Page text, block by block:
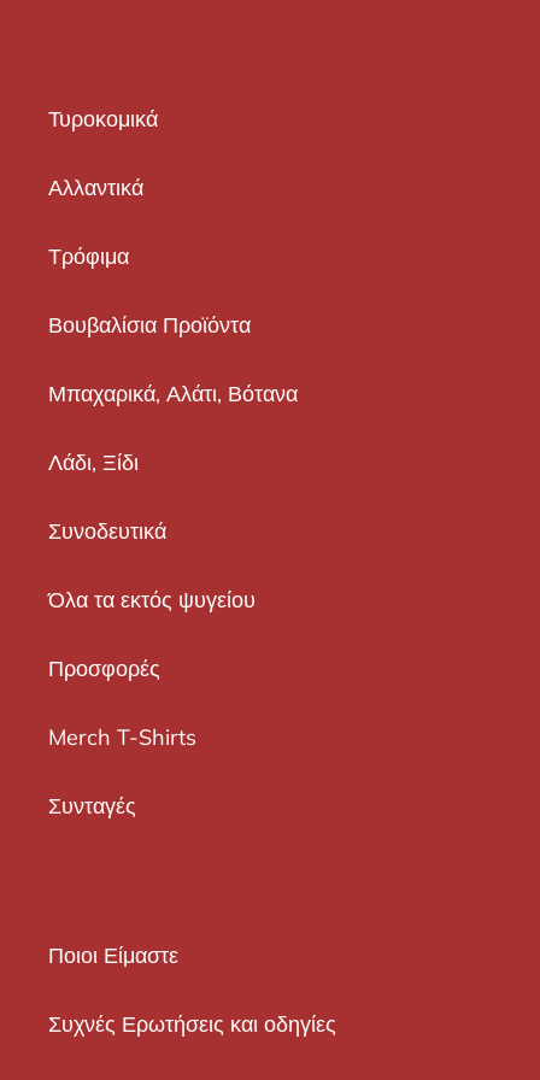
Τυροκομικά
Αλλαντικά
Τρόφιμα
Βουβαλίσια Προϊόντα
Μπαχαρικά, Αλάτι, Βότανα
Λάδι, Ξίδι
Συνοδευτικά
Όλα τα εκτός ψυγείου
Προσφορές
Merch T-Shirts
Συνταγές
Ποιοι Είμαστε
Συχνές Ερωτήσεις και οδηγίες